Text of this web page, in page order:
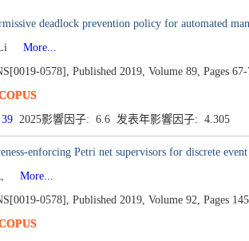
deadlock prevention policy for automated
More...
0578], Published 2019, Volume 89, Pages 67-
39 2025影響因子: 6.6 发表年影響因子: 4.305
enforcing Petri net supervisors for discrete
More...
0578], Published 2019, Volume 92, Pages